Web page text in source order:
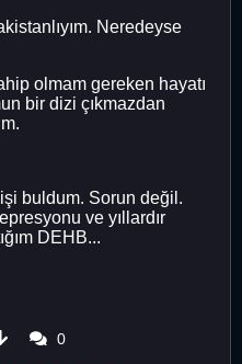
Neredeyse
olmam gereken hayatı
bir dizi çıkmazdan
buldum. Sorun değil.
ve yıllardır
DEHB...
0